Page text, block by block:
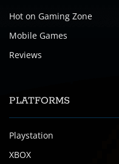
Hot on Gaming Zone
Mobile Games
Reviews
PLATFORMS
Playstation
XBOX